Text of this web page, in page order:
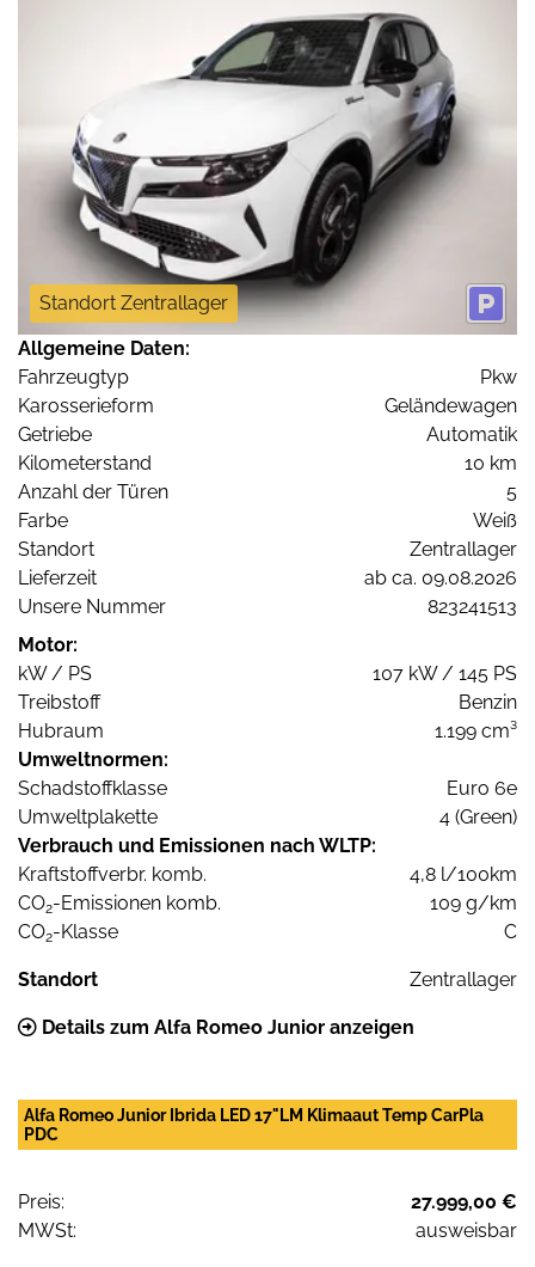
Standort Zentrallager
Allgemeine Daten:
Fahrzeugtyp
Pkw
Karosserieform
Geländewagen
Getriebe
Automatik
Kilometerstand
10 km
Anzahl der Türen
5
Farbe
Weiß
Standort
Zentrallager
Lieferzeit
ab ca. 09.08.2026
Unsere Nummer
823241513
Motor:
kW / PS
107 kW / 145 PS
Treibstoff
Benzin
Hubraum
1.199 cm³
Umweltnormen:
Schadstoffklasse
Euro 6e
Umweltplakette
4 (Green)
Verbrauch und Emissionen nach WLTP:
Kraftstoffverbr. komb.
4,8 l/100km
CO2-Emissionen komb.
109 g/km
CO2-Klasse C
Standort Zentrallager
Details zum Alfa Romeo Junior anzeigen
Alfa Romeo Junior Ibrida LED 17"LM Klimaaut Temp CarPla
PDC
Preis:
27.999,00 €
MWSt:
ausweisbar